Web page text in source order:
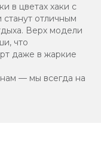
в цветах хаки с
отличным
Верх модели
что
даже в жаркие
— мы всегда на